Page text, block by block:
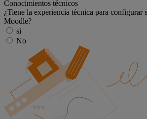
Conocimientos técnicos
¿Tiene la experiencia técnica para configurar
Moodle?
si
No